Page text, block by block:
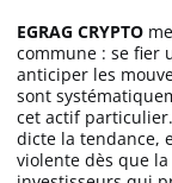
EGRAG CRYPTO
commune : se fier
anticiper les
sont
cet actif particulier.
dicte la tendance,
violente dès que